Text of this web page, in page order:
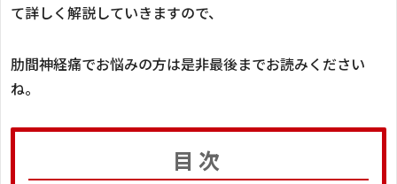
て詳しく解説していきますので、
肋間神経痛でお悩みの方は是非最後までお読みください
ね。
目次